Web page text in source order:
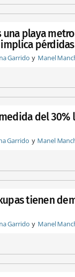
una playa
Garrido Manel
del 30%
Garrido Manel
tienen
Garrido Manel